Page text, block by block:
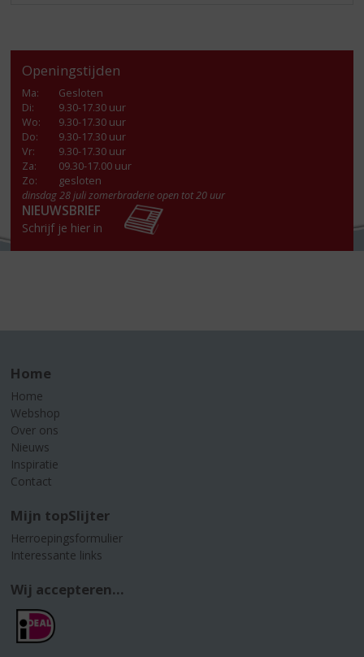
Openingstijden
Ma:
Gesloten
Di:
9.30-17.30 uur
Wo:
9.30-17.30 uur
Do:
9.30-17.30 uur
Vr:
9.30-17.30 uur
Za:
09.30-17.00 uur
Zo:
gesloten
dinsdag 28 juli zomerbraderie open tot 20 uur
NIEUWSBRIEF
Schrijf je hier in
Home
Home
Webshop
Over ons
Nieuws
Inspiratie
Contact
Mijn topSlijter
Herroepingsformulier
Interessante links
Wij accepteren...